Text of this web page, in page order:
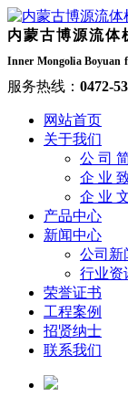
内蒙古博源流体
Inner Mongolia Boyuan
服务热线： 0472-
网站首页
关于我们
公 司
企 业
企 业
产品中心
新闻中心
公司新
行业资
荣誉证书
工程案例
招贤纳士
联系我们